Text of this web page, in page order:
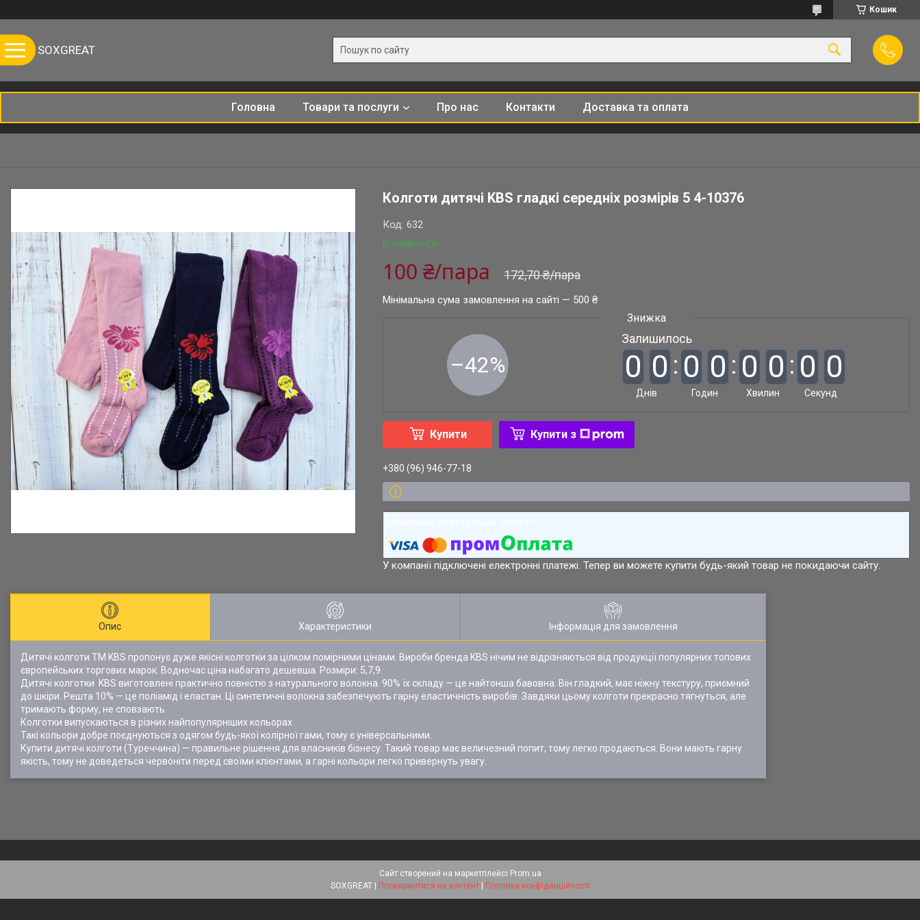
Кошик
SOXGREAT
Головна Товари та послуги Про нас Контакти Доставка та оплата
Колготи дитячі KBS гладкі середніх розмірів 5 4-10376
В наявності
Код:632
172,70 ₴/пара
100 ₴/пара
Мінімальна сума замовлення на сайті — 500 ₴
–42%
Залишилось
0 0
Днів
0 0
Годин
0 0
Хвилин
0 0
Секунд
Купити Купити з
+380 (96) 946-77-18
У компанії підключені електронні платежі. Тепер ви можете купити будь-який товар не покидаючи сайту.
Опис Характеристики Інформація для замовлення
Дитячі колготи ТМ KBS пропонує дуже якісні колготки за цілком помірними цінами. Вироби бренда KBS нічим не відрізняються від продукції популярних топових
європейських торгових марок. Водночас ціна набагато дешевша. Розміри: 5,7,9.
Дитячі колготки KBS виготовлені практично повністю з натурального волокна. 90% їх складу — це найтонша бавовна. Він гладкий, має ніжну текстуру, приємний
до шкіри. Решта 10% — це поліамід і еластан. Ці синтетичні волокна забезпечують гарну еластичність виробів. Завдяки цьому колготи прекрасно тягнуться, але
тримають форму, не сповзають.
Колготки випускаються в різних найпопулярніших кольорах
Такі кольори добре поєднуються з одягом будь-якої колірної гами, тому є універсальними.
Купити дитячі колготи (Туреччина) — правильне рішення для власників бізнесу. Такий товар має величезний попит, тому легко продаються. Вони мають гарну
якість, тому не доведеться червоніти перед своїми клієнтами, а гарні кольори легко привернуть увагу.
Сайт створений на маркетплейсі Prom.ua
Поскаржитися на контент Політика конфіденційності